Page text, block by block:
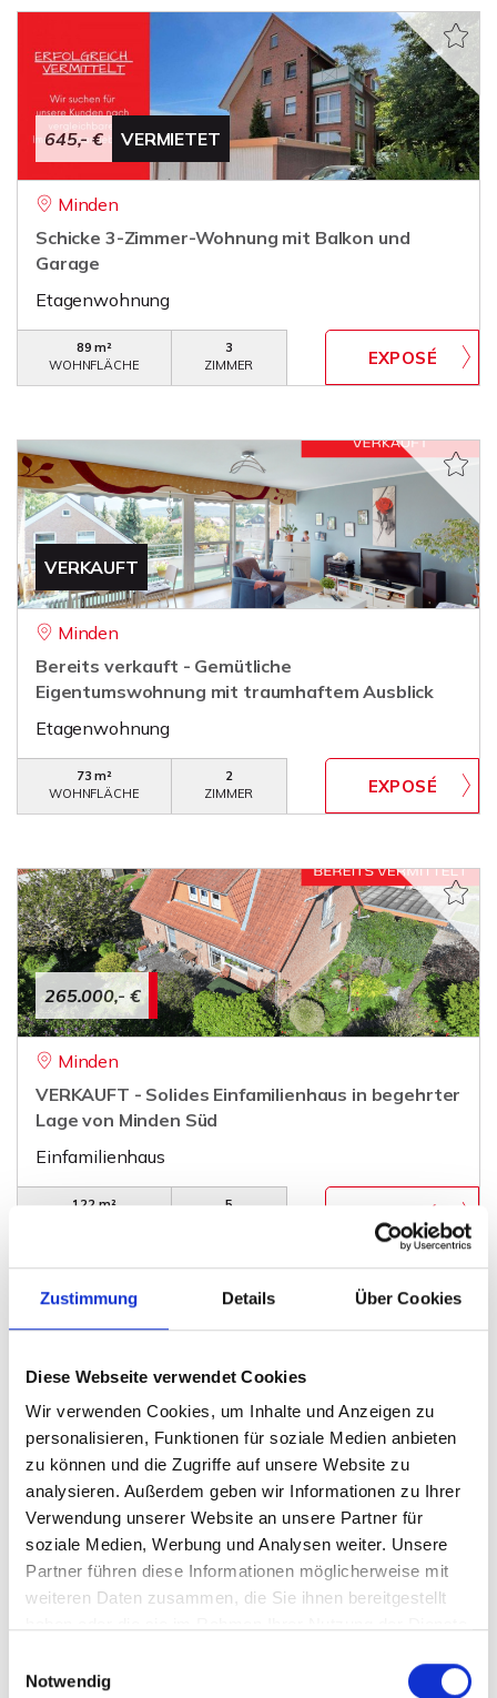
Zustimmung Details Über Cookies
Diese Webseite verwendet Cookies
Wir verwenden Cookies, um Inhalte und Anzeigen zu
personalisieren, Funktionen für soziale Medien anbieten
zu können und die Zugriffe auf unsere Website zu
analysieren. Außerdem geben wir Informationen zu Ihrer
Verwendung unserer Website an unsere Partner für
soziale Medien, Werbung und Analysen weiter. Unsere
Partner führen diese Informationen möglicherweise mit
weiteren Daten zusammen, die Sie ihnen bereitgestellt
Notwendig
645,- € VERMIETET
Minden
Schicke 3-Zimmer-Wohnung mit Balkon und
Garage
Etagenwohnung
89 m²
WOHNFLÄCHE
3
ZIMMER
VERKAUFT
Minden
Bereits verkauft - Gemütliche
Eigentumswohnung mit traumhaftem Ausblick
Etagenwohnung
73 m²
WOHNFLÄCHE
2
ZIMMER
265.000,- €
Minden
VERKAUFT - Solides Einfamilienhaus in begehrter
Lage von Minden Süd
Einfamilienhaus
122 m²
5
1.700,- € VERMIETET
Minden
Wundervolle Stadtvilla in zentraler Lage von
Minden
180 m²
7